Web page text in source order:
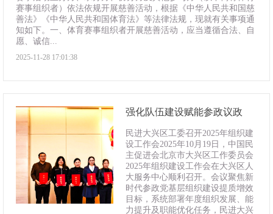
赛事组织者）依法依规开展慈善活动，根据《中华人民共和国慈
善法》《中华人民共和国体育法》等法律法规，现就有关事项通
知如下。一、体育赛事组织者开展慈善活动，应当遵循合法、自
愿、诚信...
2025-11-28 17:01:38
强化队伍建设赋能参政议政
民进大兴区工委召开2025年组织建
设工作会2025年10月19日，中国民
主促进会北京市大兴区工作委员会
2025年组织建设工作会在大兴区人
大服务中心顺利召开。会议聚焦新
时代参政党基层组织建设提质增效
目标，系统部署年度组织发展、能
力提升及职能优化任务，民进大兴